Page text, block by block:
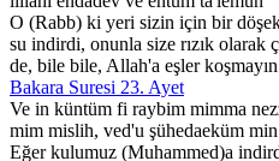
O (Rabb) ki yeri sizin için bir
su indirdi, onunla size rızık olarak
de, bile bile, Allah'a eşler
Bakara Suresi 23. Ayet
Ve in küntüm fi raybim mimma
mim mislih, ved'u şühedaeküm
Eğer kulumuz (Muhammed)a